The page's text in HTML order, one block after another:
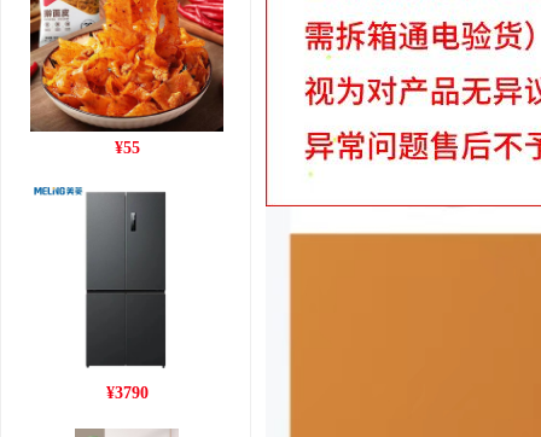
岐山擀面皮【西域美
¥55
J-美菱【离子净】420升十
节能 双变频双循环风冷无
¥3790